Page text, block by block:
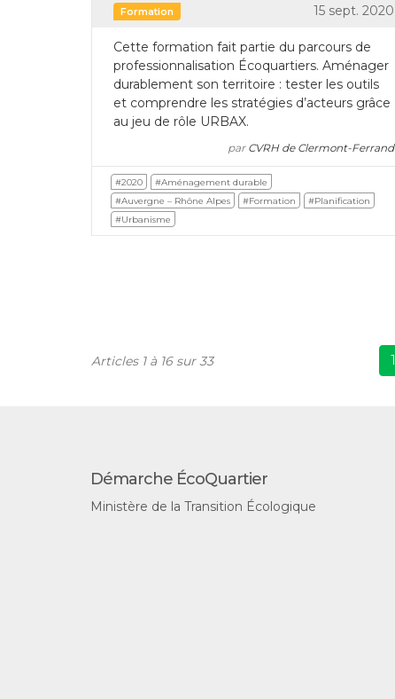
Formation 15 sept. 2020
Cette formation fait partie du parcours de
professionnalisation Écoquartiers. Aménager
durablement son territoire : tester les outils
et comprendre les stratégies d’acteurs grâce
au jeu de rôle URBAX.
parCVRH de Clermont-Ferrand
#2020
#Aménagement durable
#Auvergne – Rhône Alpes
#Formation
#Planification
#Urbanisme
Articles 1 à 16 sur 33 1
Démarche ÉcoQuartier
Ministère de la Transition Écologique